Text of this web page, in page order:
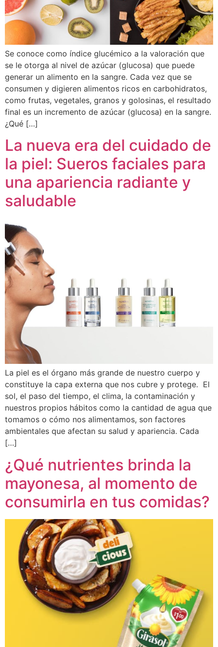
Se conoce como índice glucémico a la valoración que
se le otorga al nivel de azúcar (glucosa) que puede
generar un alimento en la sangre. Cada vez que se
consumen y digieren alimentos ricos en carbohidratos,
como frutas, vegetales, granos y golosinas, el resultado
final es un incremento de azúcar (glucosa) en la sangre.
¿Qué […]
La nueva era del cuidado de
la piel: Sueros faciales para
una apariencia radiante y
saludable
La piel es el órgano más grande de nuestro cuerpo y
constituye la capa externa que nos cubre y protege. El
sol, el paso del tiempo, el clima, la contaminación y
nuestros propios hábitos como la cantidad de agua que
tomamos o cómo nos alimentamos, son factores
ambientales que afectan su salud y apariencia. Cada
[…]
¿Qué nutrientes brinda la
mayonesa, al momento de
consumirla en tus comidas?